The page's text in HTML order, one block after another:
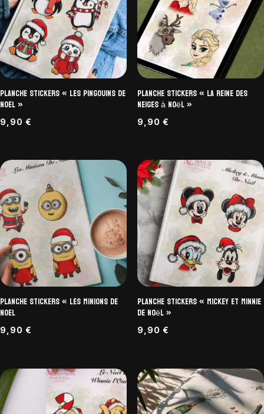
Planche Stickers « Les Pingouins de
Noel »
9,90 €
Planche Stickers « La Reine des
Neiges à Noël »
9,90 €
Planche Stickers « Les Minions de
Noel
9,90 €
Planche Stickers « Mickey et Minnie
de Noël »
9,90 €